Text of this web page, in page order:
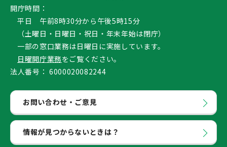
開庁時間：
平日 午前8時30分から午後5時15分
（土曜日・日曜日・祝日・年末年始は閉庁）
一部の窓口業務は日曜日に実施しています。
日曜開庁業務をご覧ください。
法人番号： 6000020082244
お問い合わせ・ご意見
情報が見つからないときは？